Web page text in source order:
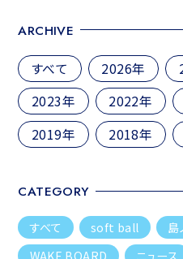
ン
ARCHIVE
すべて 2026年
2023年
2022年
2019年
2018年
CATEGORY
すべて soft ball 島